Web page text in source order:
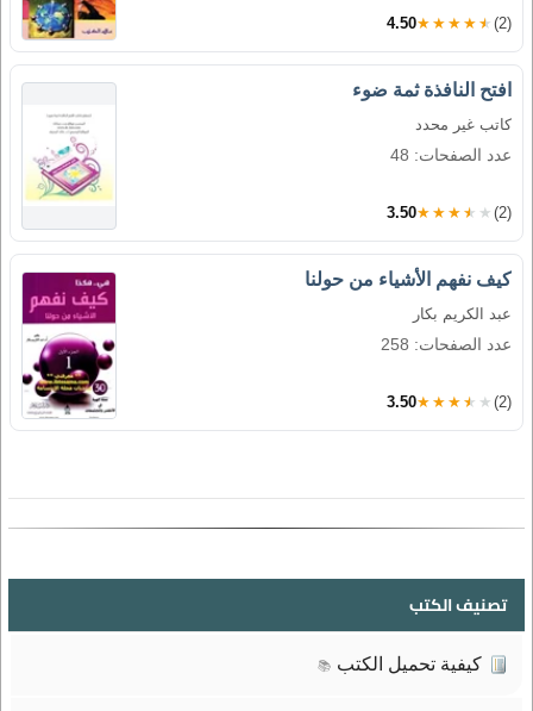
4.50★★★★★ (2)
افتح النافذة ثمة ضوء
كاتب غير محدد
عدد الصفحات: 48
3.50★★★★★ (2)
كيف نفهم الأشياء من حولنا
عبد الكريم بكار
عدد الصفحات: 258
3.50★★★★★ (2)
تصنيف الكتب
كيفية تحميل الكتب 📚